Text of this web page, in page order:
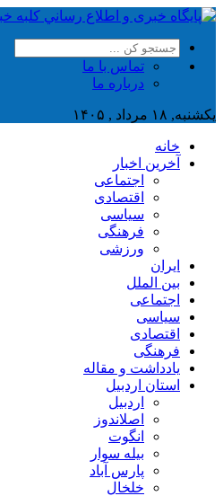
تماس با ما
درباره ما
یکشنبه, ۱۸ مرداد , ۱۴۰۵
خانه
آخرین اخبار
اجتماعی
اقتصادی
سیاسی
فرهنگی
ورزشی
ایران
بین الملل
اجتماعی
سیاسی
اقتصادی
فرهنگی
یادداشت و مقاله
استان اردبیل
اردبیل
اصلاندوز
انگوت
بیله سوار
پارس آباد
خلخال